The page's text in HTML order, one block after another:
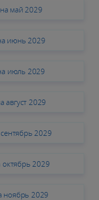
май 2029
июнь 2029
июль 2029
август 2029
2029
октябрь 2029
ноябрь 2029